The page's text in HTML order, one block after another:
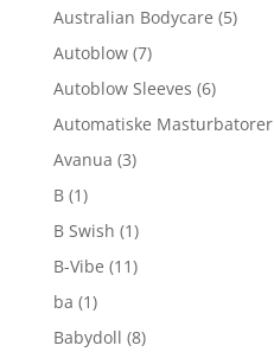
Australian Bodycare (5)
Autoblow (7)
Autoblow Sleeves (6)
Automatiske Masturbatorer
Avanua (3)
B (1)
B Swish (1)
B-Vibe (11)
ba (1)
Babydoll (8)